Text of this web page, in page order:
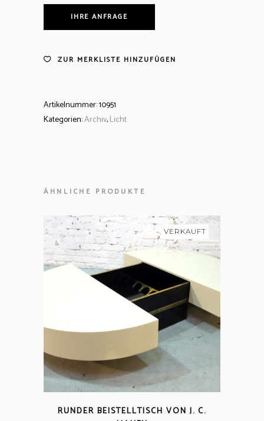
IHRE ANFRAGE
ZUR MERKLISTE HINZUFÜGEN
Artikelnummer:10951
Kategorien:Archiv,Licht
ÄHNLICHE PRODUKTE
VERKAUFT
RUNDER BEISTELLTISCH VON J. C.